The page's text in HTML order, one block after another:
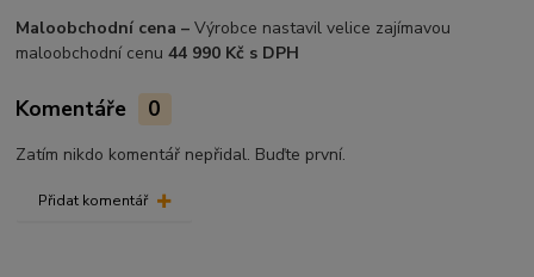
Maloobchodní cena –Výrobce nastavil velice zajímavou
maloobchodní cenu44 990 Kč s DPH
Komentáře 0
Zatím nikdo komentář nepřidal. Buďte první.
Přidat komentář